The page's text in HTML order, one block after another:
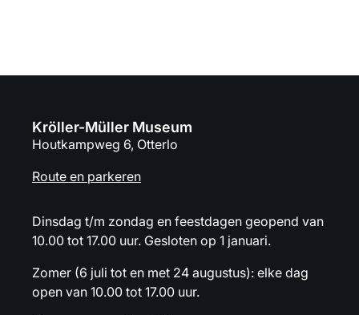
Kröller-Müller Museum
Houtkampweg 6, Otterlo
Route en parkeren
Dinsdag t/m zondag en feestdagen geopend van
10.00 tot 17.00 uur. Gesloten op 1 januari.
Zomer (6 juli tot en met 24 augustus): elke dag
open van 10.00 tot 17.00 uur.